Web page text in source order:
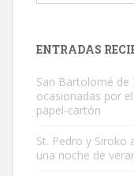
ENTRADAS
San Bartolomé de
ocasionadas por
papel-cartón
St. Pedro y Siroko
una noche de